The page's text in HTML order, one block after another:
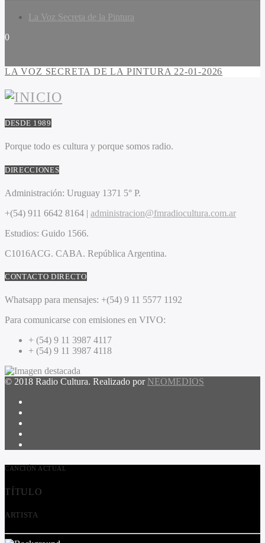
La Voz Secreta de la Pintura
0
LA VOZ SECRETA DE LA PINTURA 22-01-2026
DESDE 1989
Porque todo es cultura y porque somos radio.
DIRECCIONES
Administración: Uruguay 1371 5° P.
+(54) 911 6642 8164 | administracion@fmradiocultura.com.ar
Estudios: Guido 1566.
C1016ACG. CABA. República Argentina.
CONTACTO DIRECTO
Whatsapp para mensajes: +(54) 9 11 5577 1192
Para comunicarse con emisiones en VIVO:
+ (54) 9 11 3987 4117
+ (54) 9 11 3987 4118
© 2018 Radio Cultura. Realizado por NEOMEDIOS
CANCIÓN ACTUAL
TÍTULO
ARTISTA